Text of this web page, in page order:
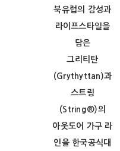
북유럽의 감성과
라이프스타일을
담은
그리티탄
(Grythyttan)과
스트링
(String®)의
아웃도어 가구 라
인을 한국공식대